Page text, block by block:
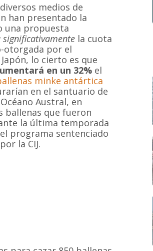
medios de
han presentado la
una propuesta
la cuota
otorgada por el
lo cierto es que
en un 32% el
minke antártica
en el santuario de
Austral, en
ballenas que fueron
la última temporada
el programa sentenciado
por la CIJ.